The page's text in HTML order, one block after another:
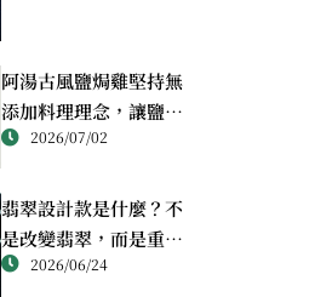
阿湯古風鹽焗雞堅持無
添加料理理念，讓鹽焗
雞回歸最純粹的風味
2026/07/02
翡翠設計款是什麼？不
是改變翡翠，而是重新
理解翡翠
2026/06/24